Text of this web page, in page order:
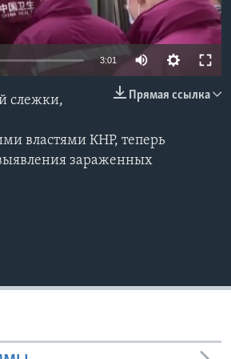
3:01
Прямая ссылка
слежки,
властями КНР, теперь
зараженных